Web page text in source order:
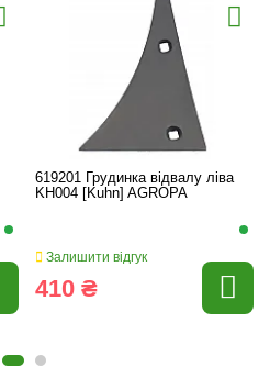
619201 Грудинка відвалу ліва
KH004 [Kuhn] AGROPA
Залишити відгук
410 ₴